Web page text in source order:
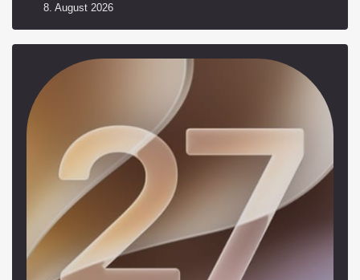
8. August 2026